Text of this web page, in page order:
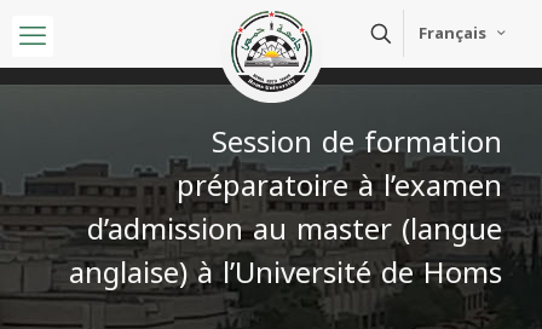
Français
Session de formation
préparatoire à l’examen
d’admission au master (langue
anglaise) à l’Université de Homs